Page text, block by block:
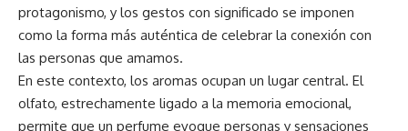
protagonismo, y los gestos con significado se imponen
como la forma más auténtica de celebrar la conexión con
las personas que amamos.
En este contexto, los aromas ocupan un lugar central. El
olfato, estrechamente ligado a la memoria emocional,
permite que un perfume evoque personas y sensaciones